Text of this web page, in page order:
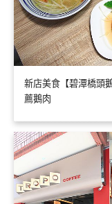
新店美食【碧潭橋頭
薦鵝肉